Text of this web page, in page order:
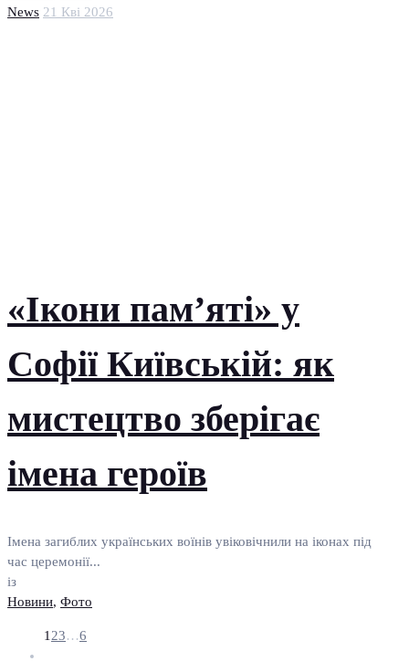
News 21 Кві 2026
«Ікони пам’яті» у
Софії Київській: як
мистецтво зберігає
імена героїв
Імена загиблих українських воїнів увіковічнили на іконах під
час церемонії...
із
Новини, Фото
1 23…6